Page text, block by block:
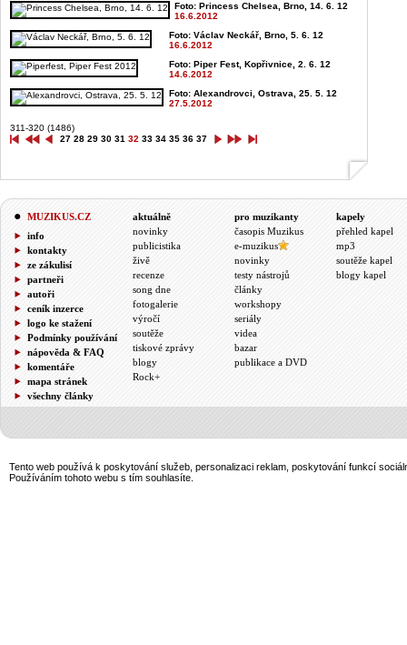
Foto: Princess Chelsea, Brno, 14. 6. 12
16.6.2012
Foto: Václav Neckář, Brno, 5. 6. 12
16.6.2012
Foto: Piper Fest, Kopřivnice, 2. 6. 12
14.6.2012
Foto: Alexandrovci, Ostrava, 25. 5. 12
27.5.2012
311-320 (1486)
27 28 29 30 31 32 33 34 35 36 37
MUZIKUS.CZ
info
kontakty
ze zákulisí
partneři
autoři
ceník inzerce
logo ke stažení
Podmínky používání
nápověda & FAQ
komentáře
mapa stránek
všechny články
aktuálně
novinky
publicistika
živě
recenze
song dne
fotogalerie
výročí
soutěže
tiskové zprávy
blogy
Rock+
pro muzikanty
časopis Muzikus
e-muzikus
novinky
testy nástrojů
články
workshopy
seriály
videa
bazar
publikace a DVD
kapely
přehled kapel
mp3
soutěže kapel
blogy kapel
Tento web používá k poskytování služeb, personalizaci reklam, poskytování funkcí
Používáním tohoto webu s tím souhlasíte.